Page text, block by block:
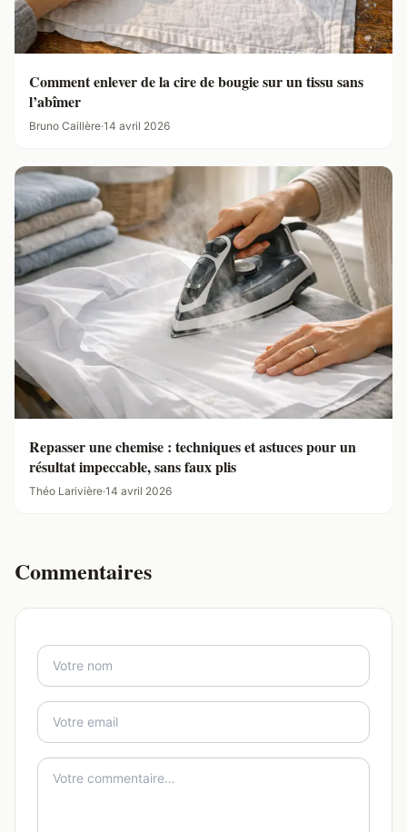
Comment enlever de la cire de bougie sur un tissu sans
l’abîmer
Bruno Caillère·14 avril 2026
Repasser une chemise : techniques et astuces pour un
résultat impeccable, sans faux plis
Théo Larivière·14 avril 2026
Commentaires